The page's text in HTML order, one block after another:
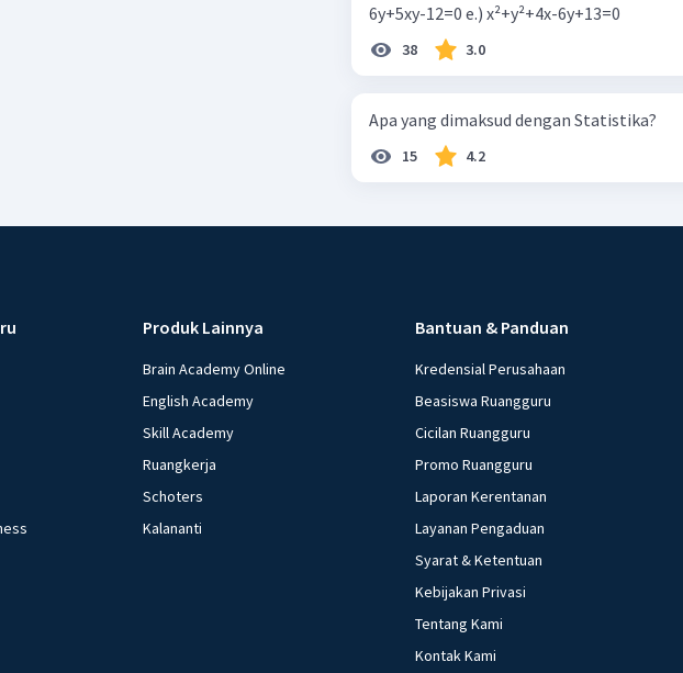
6y+5xy-12=0 e.) x²+y²+4x-6y+13=0
38 3.0
Apa yang dimaksud dengan Statistika?
15 4.2
Produk Lainnya
Brain Academy Online
English Academy
Skill Academy
Ruangkerja
Schoters
Kalananti
Bantuan & Panduan
Kredensial Perusahaan
Beasiswa Ruangguru
Cicilan Ruangguru
Promo Ruangguru
Laporan Kerentanan
Layanan Pengaduan
Syarat & Ketentuan
Kebijakan Privasi
Tentang Kami
Kontak Kami